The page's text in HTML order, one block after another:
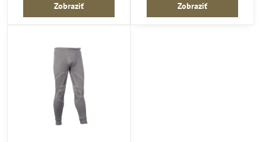
Zobraziť Zobraziť